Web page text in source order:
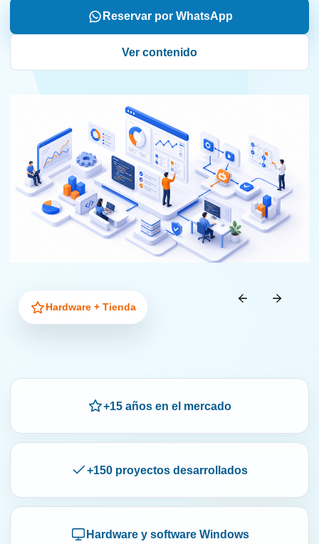
Reservar por WhatsApp
Ver contenido
Hardware + Tienda
+15 años en el mercado
+150 proyectos desarrollados
Hardware y software Windows